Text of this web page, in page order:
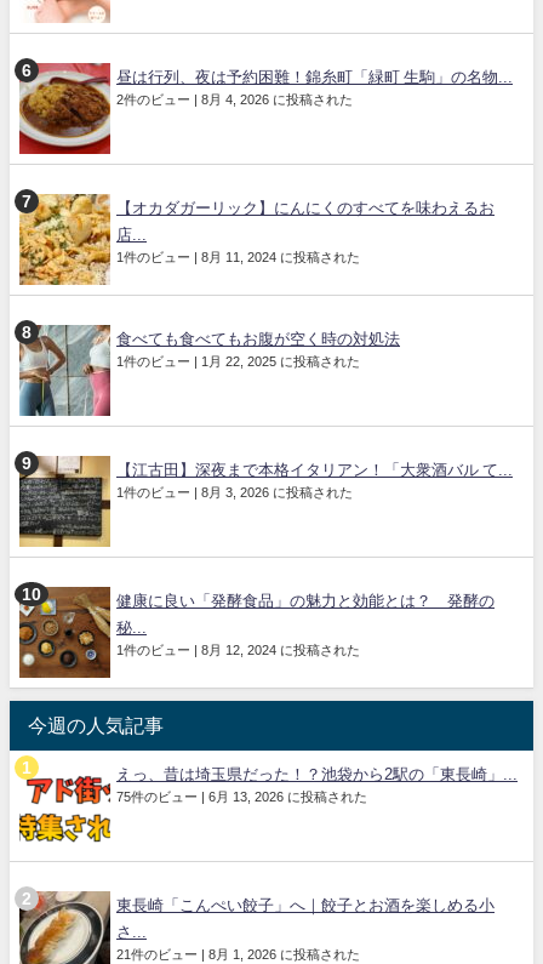
昼は行列、夜は予約困難！錦糸町「緑町 生駒」の名物...
2件のビュー | 8月 4, 2026 に投稿された
【オカダガーリック】にんにくのすべてを味わえるお
店...
1件のビュー | 8月 11, 2024 に投稿された
食べても食べてもお腹が空く時の対処法
1件のビュー | 1月 22, 2025 に投稿された
【江古田】深夜まで本格イタリアン！「大衆酒バル て...
1件のビュー | 8月 3, 2026 に投稿された
健康に良い「発酵食品」の魅力と効能とは？ 発酵の
秘...
1件のビュー | 8月 12, 2024 に投稿された
今週の人気記事
えっ、昔は埼玉県だった！？池袋から2駅の「東長崎」...
75件のビュー | 6月 13, 2026 に投稿された
東長崎「こんぺい餃子」へ｜餃子とお酒を楽しめる小
さ...
21件のビュー | 8月 1, 2026 に投稿された